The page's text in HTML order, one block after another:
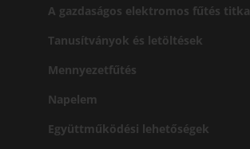
A gazdaságos elektromos fűtés titka
Tanusítványok és letöltések
Mennyezetfűtés
Napelem
Együttműködési lehetőségek